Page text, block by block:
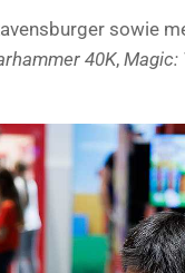
sowie
40K, Magic: